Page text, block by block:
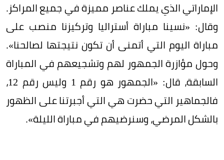
الإماراتي الذي يملك عناصر مميزة في جميع المراكز.
وقال: «نسينا مباراة أستراليا وتركيزنا منصب على
مباراة اليوم التي أتمنى أن تكون نتيجتها لصالحنا».
وحول مؤازرة الجمهور لهم وتشجيعهم في المباراة
السابقة، قال: «الجمهور هو رقم 1 وليس رقم 12،
فالجماهير التي حضرت هي التي أجبرتنا على الظهور
بالشكل المرضي، وسنرضيهم في مباراة الليلة».